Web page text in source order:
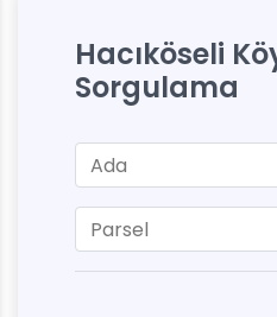
Hacıköseli
Sorgulama